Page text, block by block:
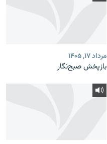
مرداد ۱۷, ۱۴۰۵
بازپخش صبح‌نگار